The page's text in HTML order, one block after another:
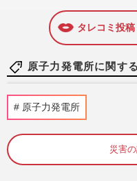
タレコミ投稿
原子力発電所に関す
週刊女性
原子力発電所
災害